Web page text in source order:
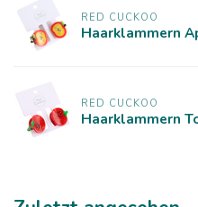
RED CUCKOO
Haarklammern
RED CUCKOO
Haarklammern